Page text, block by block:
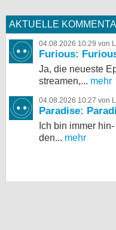
AKTUELLE
04.08.2026 10:29 von
Furious:
Ja, die neueste
streamen,... mehr
04.08.2026 10:27 von
Paradise:
Ich bin immer
den... mehr